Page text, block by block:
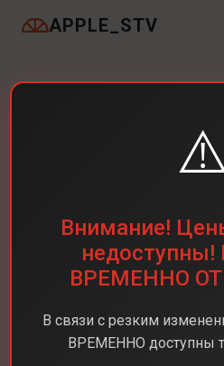
APPLE_STV
Внимание!
ВРЕМЕННО
В связи с резким
ВРЕМЕННО доступны